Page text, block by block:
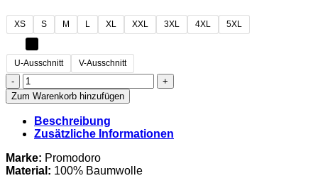
XS S M L XL XXL 3XL 4XL 5XL
U-Ausschnitt V-Ausschnitt
Ribnitzer
HV
-
T-
Shirt
Herren
Menge
Zum Warenkorb hinzufügen
Beschreibung
Zusätzliche Informationen
Marke: Promodoro
Material: 100% Baumwolle